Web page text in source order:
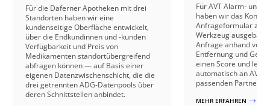
Für die Daferner Apotheken mit drei
Standorten haben wir eine
kundenseitige Oberfläche entwickelt,
über die Endkundinnen und -kunden
Verfügbarkeit und Preis von
Medikamenten standortübergreifend
abfragen können — auf Basis einer
eigenen Datenzwischenschicht, die die
drei getrennten ADG-Datenpools über
deren Schnittstellen anbindet.
Für AVT Alarm- und
haben wir das
Anfrageformular zu
Werkzeug
Anfrage anhand von
Entfernung und
einen Score und
automatisch an AVT
passenden
MEHR ERFAHREN $